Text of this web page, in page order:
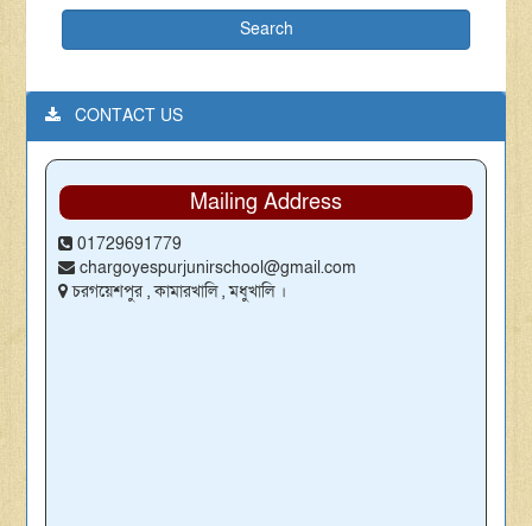
CONTACT US
Mailing Address
01729691779
chargoyespurjunirschool@gmail.com
চরগয়েশপুর , কামারখালি , মধুখালি ।